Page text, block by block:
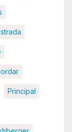
Principal